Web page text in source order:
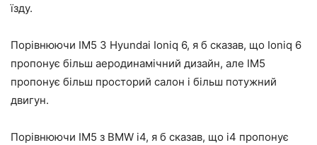
їзду.
Порівнюючи IM5 З Hyundai Ioniq 6, я б сказав, що Ioniq 6
пропонує більш аеродинамічний дизайн, але IM5
пропонує більш просторий салон і більш потужний
двигун.
Порівнюючи IM5 з BMW i4, я б сказав, що i4 пропонує